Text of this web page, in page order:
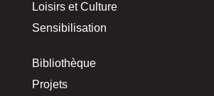
Loisirs et Culture
Sensibilisation
Bibliothèque
Projets